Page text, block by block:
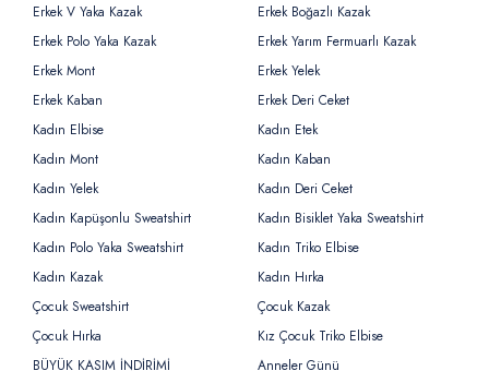
Erkek V Yaka Kazak
Erkek Boğazlı Kazak
Erkek Polo Yaka Kazak
Erkek Yarım Fermuarlı Kazak
Erkek Mont
Erkek Yelek
Erkek Kaban
Erkek Deri Ceket
Kadın Elbise
Kadın Etek
Kadın Mont
Kadın Kaban
Kadın Yelek
Kadın Deri Ceket
Kadın Kapüşonlu Sweatshirt
Kadın Bisiklet Yaka Sweatshirt
Kadın Polo Yaka Sweatshirt
Kadın Triko Elbise
Kadın Kazak
Kadın Hırka
Çocuk Sweatshirt
Çocuk Kazak
Çocuk Hırka
Kız Çocuk Triko Elbise
BÜYÜK KASIM İNDİRİMİ
Anneler Günü